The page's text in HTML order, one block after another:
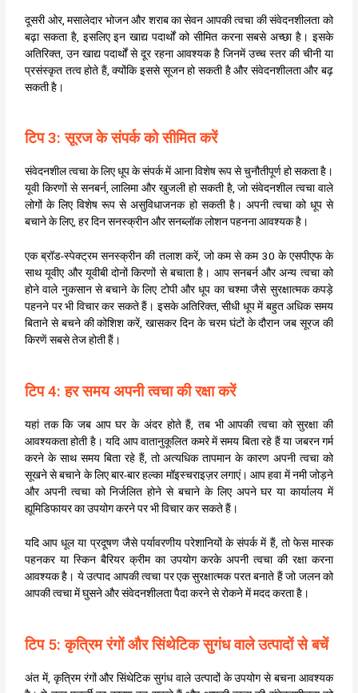
दूसरी ओर, मसालेदार भोजन और शराब का सेवन आपकी त्वचा की संवेदनशीलता को
बढ़ा सकता है, इसलिए इन खाद्य पदार्थों को सीमित करना सबसे अच्छा है। इसके
अतिरिक्त, उन खाद्य पदार्थों से दूर रहना आवश्यक है जिनमें उच्च स्तर की चीनी या
प्रसंस्कृत तत्व होते हैं, क्योंकि इससे सूजन हो सकती है और संवेदनशीलता और बढ़
सकती है।
टिप 3: सूरज के संपर्क को सीमित करें
संवेदनशील त्वचा के लिए धूप के संपर्क में आना विशेष रूप से चुनौतीपूर्ण हो सकता है।
यूवी किरणों से सनबर्न, लालिमा और खुजली हो सकती है, जो संवेदनशील त्वचा वाले
लोगों के लिए विशेष रूप से असुविधाजनक हो सकती है। अपनी त्वचा को धूप से
बचाने के लिए, हर दिन सनस्क्रीन और सनब्लॉक लोशन पहनना आवश्यक है।
एक ब्रॉड-स्पेक्ट्रम सनस्क्रीन की तलाश करें, जो कम से कम 30 के एसपीएफ के
साथ यूवीए और यूवीबी दोनों किरणों से बचाता है। आप सनबर्न और अन्य त्वचा को
होने वाले नुकसान से बचाने के लिए टोपी और धूप का चश्मा जैसे सुरक्षात्मक कपड़े
पहनने पर भी विचार कर सकते हैं। इसके अतिरिक्त, सीधी धूप में बहुत अधिक समय
बिताने से बचने की कोशिश करें, खासकर दिन के चरम घंटों के दौरान जब सूरज की
किरणें सबसे तेज होती हैं।
टिप 4: हर समय अपनी त्वचा की रक्षा करें
यहां तक कि जब आप घर के अंदर होते हैं, तब भी आपकी त्वचा को सुरक्षा की
आवश्यकता होती है। यदि आप वातानुकूलित कमरे में समय बिता रहे हैं या जबरन गर्म
करने के साथ समय बिता रहे हैं, तो अत्यधिक तापमान के कारण अपनी त्वचा को
सूखने से बचाने के लिए बार-बार हल्का मॉइस्चराइज़र लगाएं। आप हवा में नमी जोड़ने
और अपनी त्वचा को निर्जलित होने से बचाने के लिए अपने घर या कार्यालय में
ह्यूमिडिफायर का उपयोग करने पर भी विचार कर सकते हैं।
यदि आप धूल या प्रदूषण जैसे पर्यावरणीय परेशानियों के संपर्क में हैं, तो फेस मास्क
पहनकर या स्किन बैरियर क्रीम का उपयोग करके अपनी त्वचा की रक्षा करना
आवश्यक है। ये उत्पाद आपकी त्वचा पर एक सुरक्षात्मक परत बनाते हैं जो जलन को
आपकी त्वचा में घुसने और संवेदनशीलता पैदा करने से रोकने में मदद करता है।
टिप 5: कृत्रिम रंगों और सिंथेटिक सुगंध वाले उत्पादों से बचें
अंत में, कृत्रिम रंगों और सिंथेटिक सुगंध वाले उत्पादों के उपयोग से बचना आवश्यक